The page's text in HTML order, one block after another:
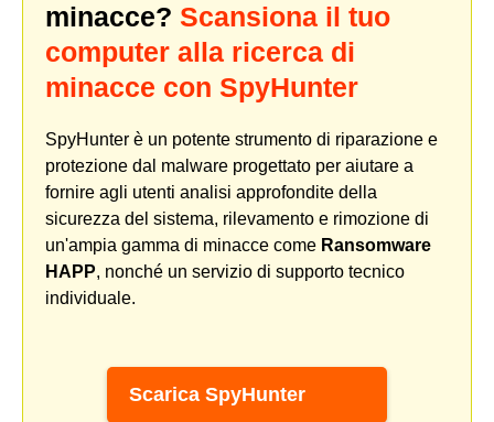
minacce? Scansiona il tuo
computer alla ricerca di
minacce con SpyHunter
SpyHunter è un potente strumento di riparazione e
protezione dal malware progettato per aiutare a
fornire agli utenti analisi approfondite della
sicurezza del sistema, rilevamento e rimozione di
un'ampia gamma di minacce come Ransomware
HAPP, nonché un servizio di supporto tecnico
individuale.
Scarica SpyHunter